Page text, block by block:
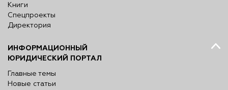
Книги
Спецпроекты
Директория
ИНФОРМАЦИОННЫЙ
ЮРИДИЧЕСКИЙ ПОРТАЛ
Главные темы
Новые статьи